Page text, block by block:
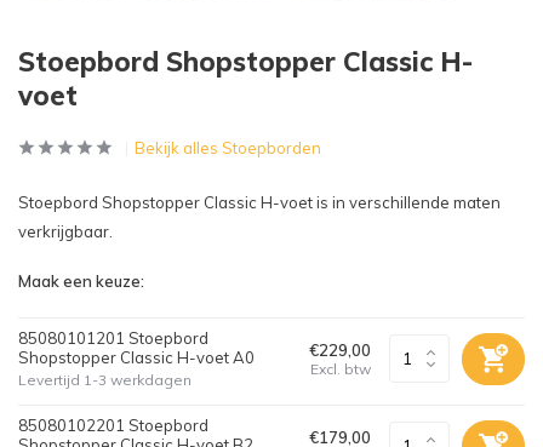
Stoepbord Shopstopper Classic H-
voet
Bekijk alles Stoepborden
Stoepbord Shopstopper Classic H-voet is in verschillende maten
verkrijgbaar.
Maak een keuze:
85080101201 Stoepbord
Shopstopper Classic H-voet A0
Levertijd 1-3 werkdagen
€229,00
Excl. btw
85080102201 Stoepbord
€179,00